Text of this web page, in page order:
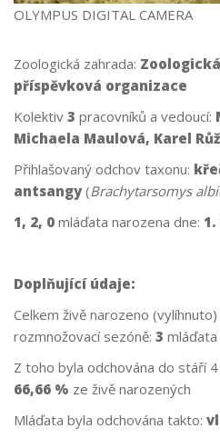
OLYMPUS DIGITAL CAMERA
Zoologická zahrada:
příspěvková organizace
Kolektiv 3 pracovníků a vedoucí:
Michaela Maulová, Karel
Přihlašovaný odchov taxonu:
antsangy(Brachytarsomys
1, 2, 0 mláďata narozena dne:
Doplňující údaje:
Celkem živě narozeno
rozmnožovací sezóně: 3 mláďata
Z toho byla odchována do stáří 4
66,66 % ze živě narozených
Mláďata byla odchována takto: